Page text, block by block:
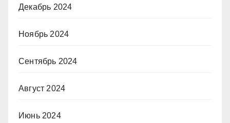
Декабрь 2024
Ноябрь 2024
Сентябрь 2024
Август 2024
Июнь 2024